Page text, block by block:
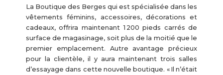
La Boutique des Berges qui est spécialisée dans les
vêtements féminins, accessoires, décorations et
cadeaux, offrira maintenant 1 200 pieds carrés de
surface de magasinage, soit plus de la moitié que le
premier emplacement. Autre avantage précieux
pour la clientèle, il y aura maintenant trois salles
d’essayage dans cette nouvelle boutique. « Il n’était